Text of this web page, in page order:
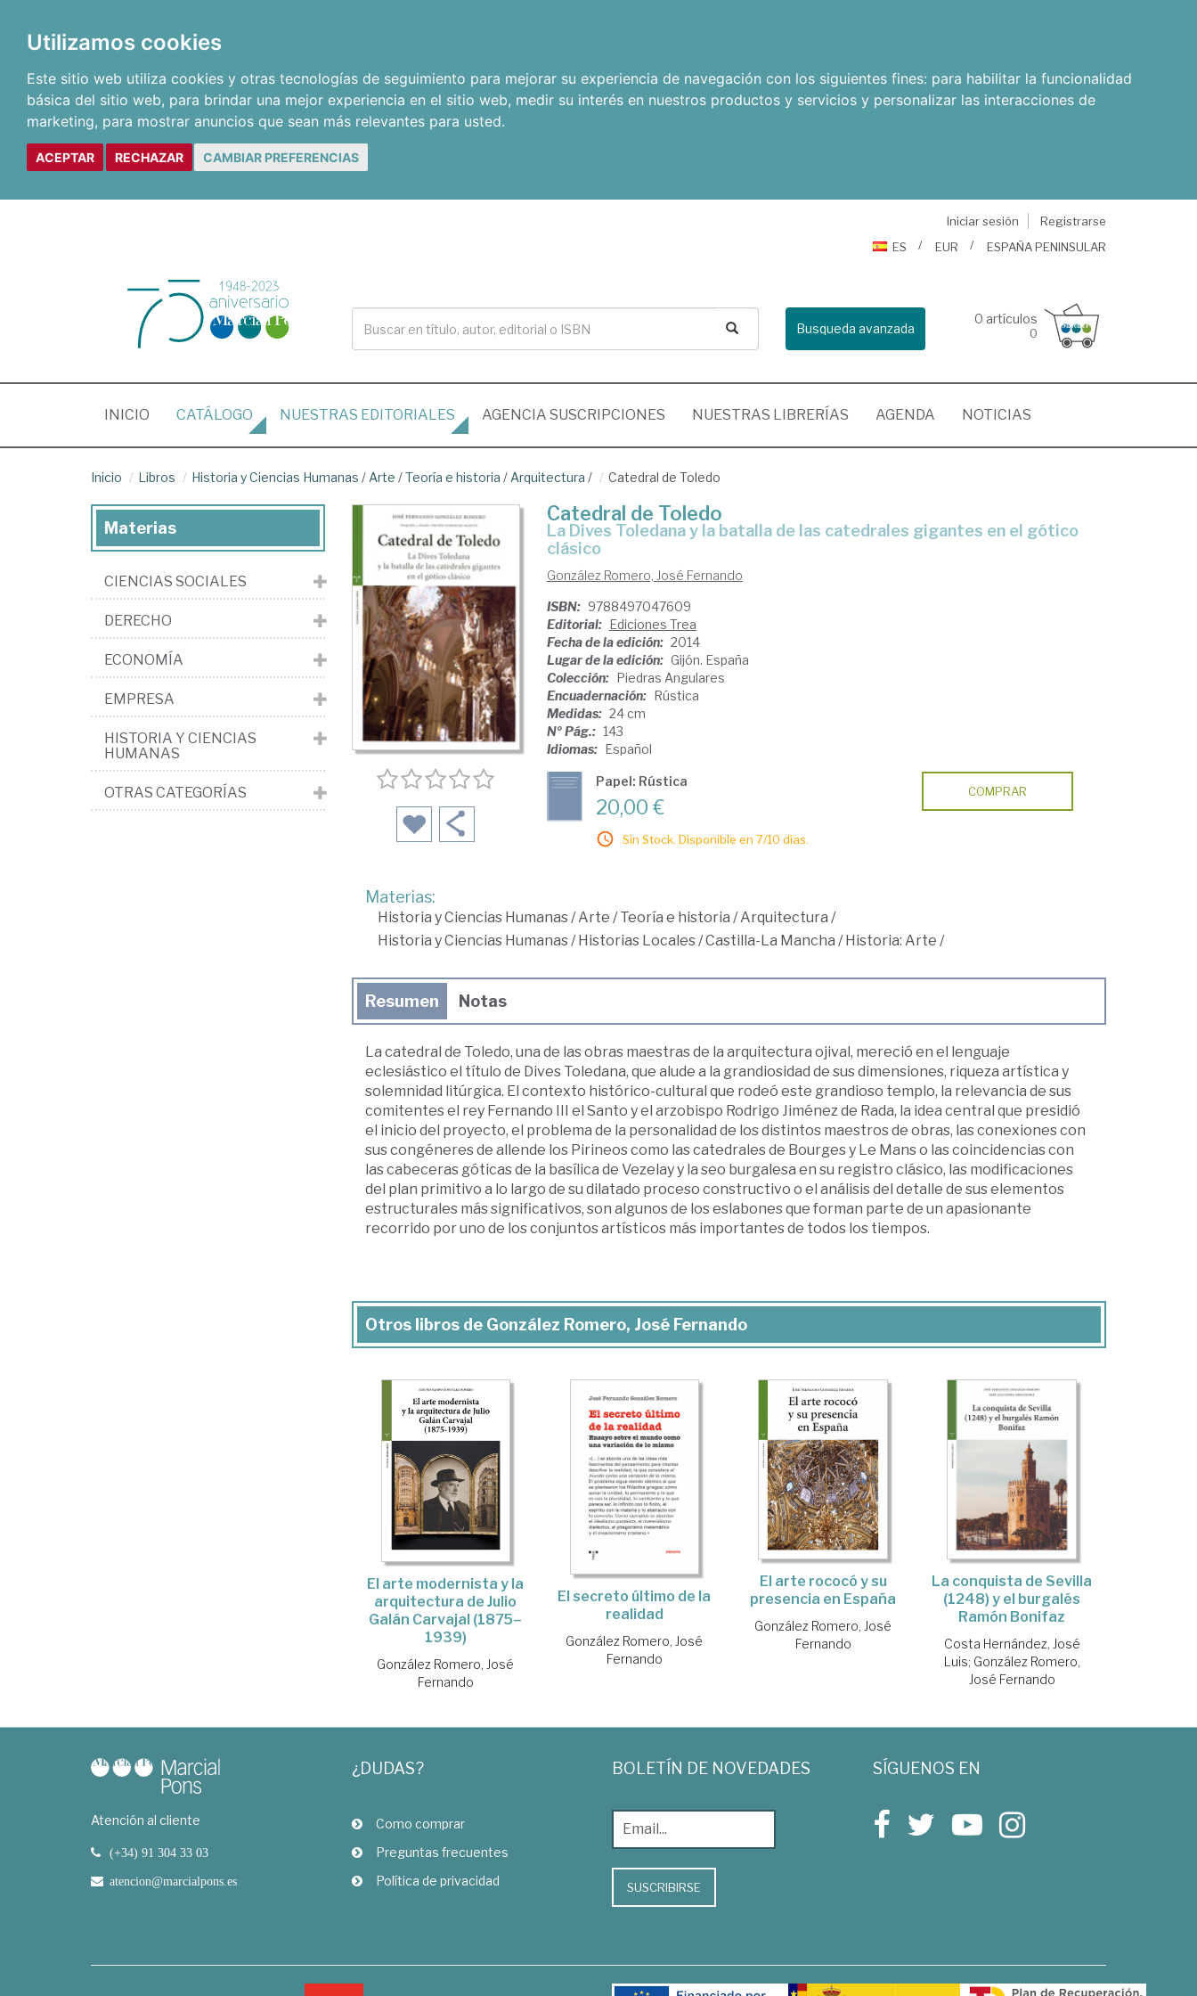
Utilizamos cookies
Este sitio web utiliza cookies y otras tecnologías de seguimiento para mejorar su experiencia de navegación con los siguientes fines: para habilitar la funcionalidad
básica del sitio web, para brindar una mejor experiencia en el sitio web, medir su interés en nuestros productos y servicios y personalizar las interacciones de
marketing, para mostrar anuncios que sean más relevantes para usted.
ACEPTAR RECHAZAR CAMBIAR PREFERENCIAS
Iniciar sesión
Registrarse
ES
EUR ESPAÑA PENINSULAR
Busqueda avanzada
0 artículos
0
INICIO (CURRENT)
CATÁLOGO NUESTRAS EDITORIALES AGENCIA SUSCRIPCIONES NUESTRAS LIBRERÍAS AGENDA NOTICIAS
Inicio Libros Historia y Ciencias Humanas / Arte /Teoría e historia / Arquitectura / Catedral de Toledo
Catedral de Toledo
la Dives Toledana y la batalla de las catedrales gigantes en el gótico
clásico
González Romero, José Fernando
ISBN: 9788497047609
Editorial: Ediciones Trea
Fecha de la edición: 2014
Lugar de la edición: Gijón. España
Colección: Piedras Angulares
Encuadernación: Rústica
Medidas: 24 cm
Nº Pág.: 143
Idiomas: Español
Papel: Rústica
20,00 €
Sin Stock. Disponible en 7/10 días.
COMPRAR
Materias:
Historia y Ciencias Humanas/Arte /Teoría e historia /Arquitectura /
Historia y Ciencias Humanas/Historias Locales/Castilla-La Mancha /Historia: Arte /
Resumen Notas
La catedral de Toledo, una de las obras maestras de la arquitectura ojival, mereció en el lenguaje
eclesiástico el título de Dives Toledana, que alude a la grandiosidad de sus dimensiones, riqueza artística y
solemnidad litúrgica. El contexto histórico-cultural que rodeó este grandioso templo, la relevancia de sus
comitentes el rey Fernando III el Santo y el arzobispo Rodrigo Jiménez de Rada, la idea central que presidió
el inicio del proyecto, el problema de la personalidad de los distintos maestros de obras, las conexiones con
sus congéneres de allende los Pirineos como las catedrales de Bourges y Le Mans o las coincidencias con
las cabeceras góticas de la basílica de Vezelay y la seo burgalesa en su registro clásico, las modificaciones
del plan primitivo a lo largo de su dilatado proceso constructivo o el análisis del detalle de sus elementos
estructurales más significativos, son algunos de los eslabones que forman parte de un apasionante
recorrido por uno de los conjuntos artísticos más importantes de todos los tiempos.
Otros libros de González Romero, José Fernando
El arte modernista y la
arquitectura de Julio
Galán Carvajal (1875–
1939)
González Romero, José
Fernando
El secreto último de la
realidad
González Romero, José
Fernando
El arte rococó y su
presencia en España
González Romero, José
Fernando
La conquista de Sevilla
(1248) y el burgalés
Ramón Bonifaz
Costa Hernández, José
Luis; González Romero,
José Fernando
Materias
CIENCIAS SOCIALES
DERECHO
ECONOMÍA
EMPRESA
HISTORIA Y CIENCIAS
HUMANAS
OTRAS CATEGORÍAS
Atención al cliente
(+34) 91 304 33 03
atencion@marcialpons.es
¿DUDAS?
Como comprar
Preguntas frecuentes
Política de privacidad
BOLETÍN DE NOVEDADES
SUSCRIBIRSE
SÍGUENOS EN